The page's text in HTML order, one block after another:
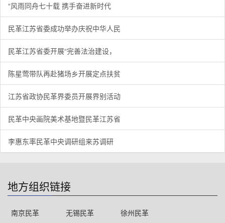
“风雨同舟七十载 携手奋进新时代
民革江苏省委成功举办庆祝中华人民
民革江苏省委开展“完善法治建设，
陈星莺带队再赴猪场乡开展定点扶贫
江苏省政协民革界委员开展界别活动
民革中央画院美术基地暨民革江苏省
李惠东率民革中央调研组来苏调研
地方组织链接
南京民革 无锡民革
徐州民革